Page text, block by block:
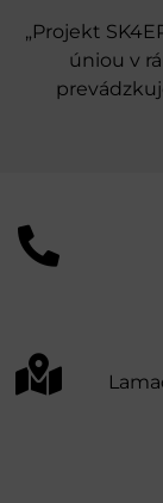
„Projekt
úniou v